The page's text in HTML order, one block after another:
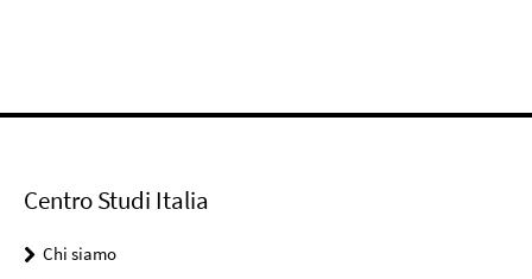
Centro Studi Italia
Chi siamo